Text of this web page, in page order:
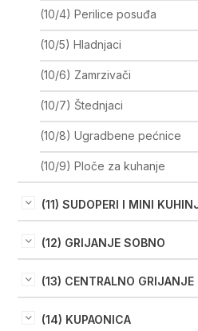
(10/4) Perilice posuđa
(10/5) Hladnjaci
(10/6) Zamrzivači
(10/7) Štednjaci
(10/8) Ugradbene pećnice
(10/9) Ploče za kuhanje
(11) SUDOPERI I MINI
(12) GRIJANJE SOBNO
(13) CENTRALNO GRIJANJE
(14) KUPAONICA